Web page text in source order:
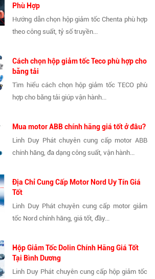
Phù Hợp
Hướng dẫn chọn hộp giảm tốc Chenta phù hợp
theo công suất, tỷ số truyền...
Cách chọn hộp giảm tốc Teco phù hợp cho
băng tải
Tìm hiểu cách chọn hộp giảm tốc TECO phù
hợp cho băng tải giúp vận hành...
Mua motor ABB chính hãng giá tốt ở đâu?
Linh Duy Phát chuyên cung cấp motor ABB
chính hãng, đa dạng công suất, vận hành...
Địa Chỉ Cung Cấp Motor Nord Uy Tín Giá
Tốt
Linh Duy Phát chuyên cung cấp motor giảm
tốc Nord chính hãng, giá tốt, đầy...
Hộp Giảm Tốc Dolin Chính Hãng Giá Tốt
Tại Bình Dương
Linh Duy Phát chuyên cung cấp hộp giảm tốc